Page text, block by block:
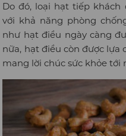
Do đó, loại hạt tiếp khách
với khả năng phòng
như hạt điều ngày càng
nữa, hạt điều còn được lựa
mang lời chúc sức khỏe tới